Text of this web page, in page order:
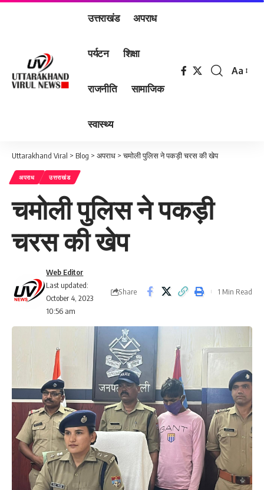
उत्तराखंड अपराध
पर्यटन शिक्षा
राजनीति सामाजिक
स्वास्थ्य
Font
Aa
Uttarakhand Viral > Blog > अपराध >चमोली पुलिस ने पकड़ी चरस की खेप
अपराध उत्तराखंड
चमोली पुलिस ने पकड़ी
चरस की खेप
Last updated:
October 4, 2023
10:56 am
Web Editor
Share 1 Min Read